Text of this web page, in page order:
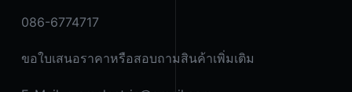
086-6774717
ขอใบเสนอราคาหรือสอบถามสินค้าเพิ่มเติม